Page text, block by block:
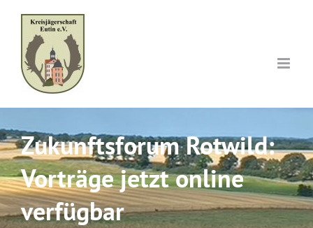
content
Zukunftsforum Rotwild:
Vorträge jetzt online
verfügbar